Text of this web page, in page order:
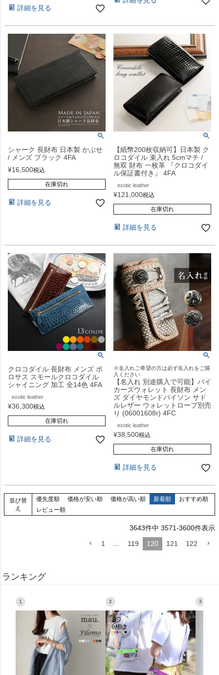
詳細を見る
シャーク 長財布 日本製 かぶせ
/ メンズ ブラック 4FA
¥16,500税込
在庫切れ
詳細を見る
【紙幣200枚収納可】日本製 ク
ロコダイル 束入れ 5cmマチ /
無双 財布 一枚革 『クロコダイ
ル保証書付き』 4FA
exotic leather
¥121,000税込
在庫切れ
詳細を見る
クロコダイル 長財布 メンズ ポ
ロサス スモールクロコダイル
シャイニング 加工 全14色 4FA
exotic leather
¥36,300税込
在庫切れ
詳細を見る
※名入れご希望の方は必ず名入れをご購
入ください
【名入れ 別途購入で可能】バイ
カーズウォレット 長財布 メン
ズ ダイヤモンドパイソン サド
ルレザー ウォレットロープ別売
り (06001608r) 4FC
exotic leather
¥38,500税込
在庫切れ
詳細を見る
並び替
え
優先度順 価格が安い順 価格が高い順 新着順
おすすめ順
レビュー順
3643件中 3571-3600件表示
1
119 120 121 122
ランキング
1 2 3